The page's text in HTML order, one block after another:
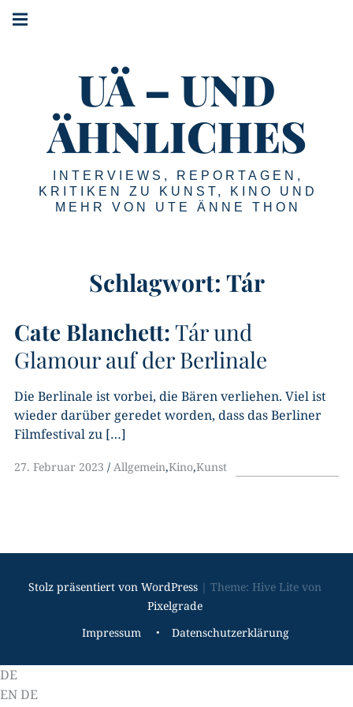
Springe
zum
UÄ – UND
ÄHNLICHES
INTERVIEWS, REPORTAGEN,
KRITIKEN ZU KUNST, KINO UND
MEHR VON UTE ÄNNE THON
Schlagwort: Tár
Cate Blanchett:Tár und
Glamour auf der Berlinale
Die Berlinale ist vorbei, die Bären verliehen. Viel ist
wieder darüber geredet worden, dass das Berliner
Filmfestival zu […]
27. Februar 2023 Allgemein,Kino,Kunst
Stolz präsentiert von WordPress | Theme: Hive Lite von
Pixelgrade
Impressum Datenschutzerklärung
DE
ENDE